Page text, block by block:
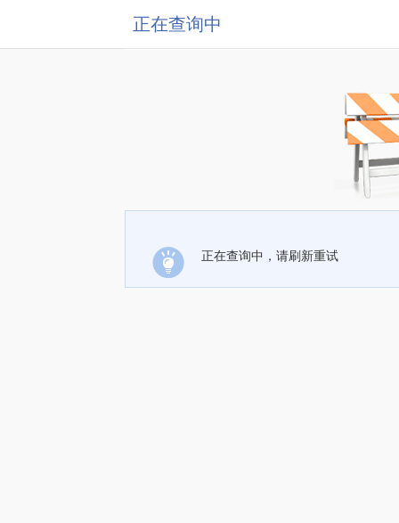
正在查询中
正在查询中，请刷新重试